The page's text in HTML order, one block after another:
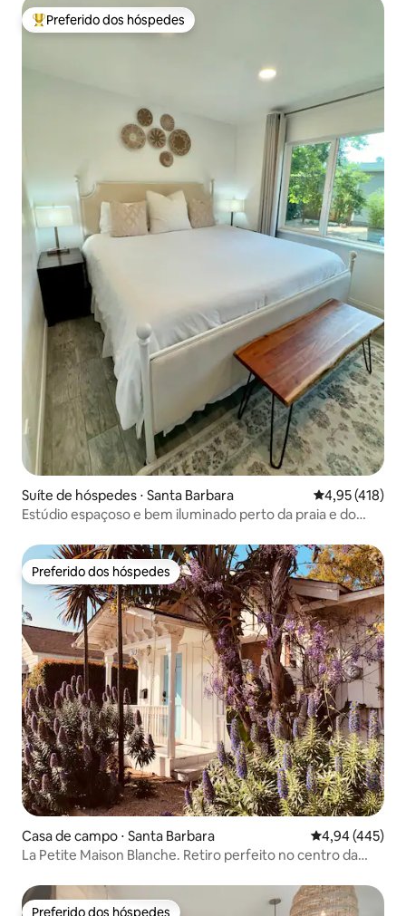
Entre os melhores preferidos dos hóspedes
Preferido dos hóspedes
Suíte de hóspedes ⋅ Santa Barbara 4,95 de uma
4,95 (418)
Estúdio espaçoso e bem iluminado perto da praia e do
Preferido dos hóspedes
Preferido dos hóspedes
Casa de campo ⋅ Santa Barbara 4,94 de uma
4,94 (445)
La Petite Maison Blanche. Retiro perfeito no centro da